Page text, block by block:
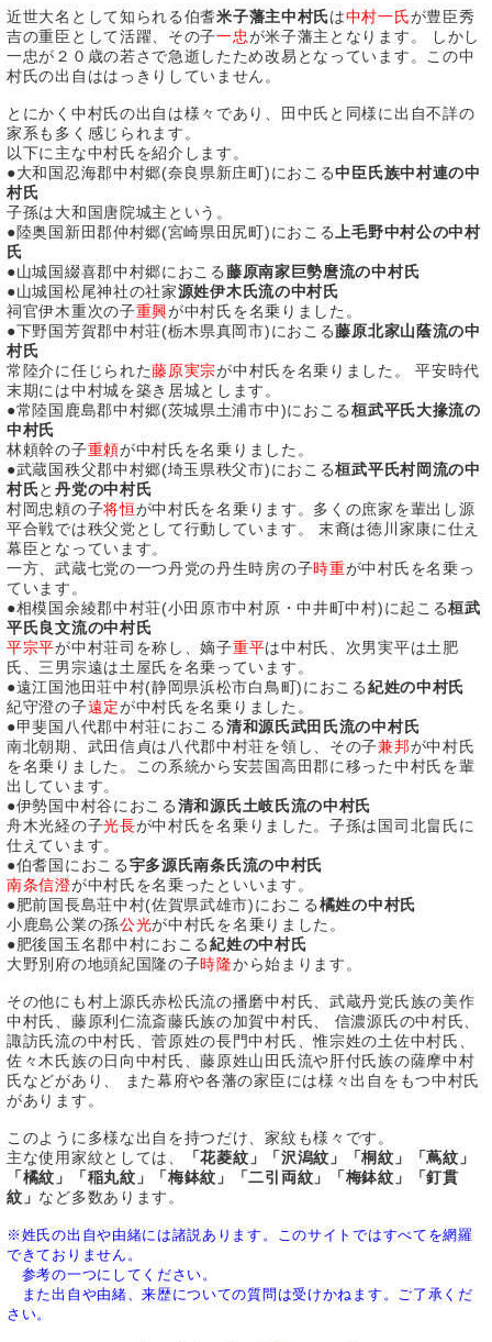
近世大名として知られる伯耆米子藩主中村氏は中村一氏が豊臣秀
吉の重臣として活躍、その子一忠が米子藩主となります。 しかし
一忠が２０歳の若さで急逝したため改易となっています。この中
村氏の出自ははっきりしていません。
とにかく中村氏の出自は様々であり、田中氏と同様に出自不詳の
家系も多く感じられます。
以下に主な中村氏を紹介します。
●大和国忍海郡中村郷(奈良県新庄町)におこる中臣氏族中村連の中
村氏
子孫は大和国唐院城主という。
●陸奥国新田郡仲村郷(宮崎県田尻町)におこる
上毛野中村公の中村
氏
●山城国綴喜郡中村郷におこる藤原南家巨勢麿流の中村氏
●山城国松尾神社の社家源姓伊木氏流の中村氏
祠官伊木重次の子重興が中村氏を名乗りました。
●下野国芳賀郡中村荘(栃木県真岡市)におこる藤原北家山蔭流の中
村氏
常陸介に任じられた藤原実宗が中村氏を名乗りました。 平安時代
末期には中村城を築き居城とします。
●常陸国鹿島郡中村郷(茨城県土浦市中)におこる桓武平氏大掾流の
中村氏
林頼幹の子重頼が中村氏を名乗りました。
●武蔵国秩父郡中村郷(埼玉県秩父市)におこる桓武平氏村岡流の中
村氏と丹党の中村氏
村岡忠頼の子将恒が中村氏を名乗ります。多くの庶家を輩出し源
平合戦では秩父党として行動しています。 末裔は徳川家康に仕え
幕臣となっています。
一方、武蔵七党の一つ丹党の丹生時房の子時重が中村氏を名乗っ
ています。
●相模国余綾郡中村荘(小田原市中村原・中井町中村)に起こる桓武
平氏良文流の中村氏
平宗平が中村荘司を称し、嫡子重平は中村氏、次男実平は土肥
氏、三男宗遠は土屋氏を名乗っています。
●遠江国池田荘中村(静岡県浜松市白鳥町)におこる紀姓の中村氏
紀守澄の子遠定が中村氏を名乗りました。
●甲斐国八代郡中村荘におこる清和源氏武田氏流の中村氏
南北朝期、武田信貞は八代郡中村荘を領し、その子兼邦が中村氏
を名乗りました。この系統から安芸国高田郡に移った中村氏を輩
出しています。
●伊勢国中村谷におこる清和源氏土岐氏流の中村氏
舟木光経の子光長が中村氏を名乗りました。子孫は国司北畠氏に
仕えています。
●伯耆国におこる宇多源氏南条氏流の中村氏
南条信澄が中村氏を名乗ったといいます。
●肥前国長島荘中村(佐賀県武雄市)におこる橘姓の中村氏
小鹿島公業の孫公光が中村氏を名乗りました。
●肥後国玉名郡中村におこる紀姓の中村氏
大野別府の地頭紀国隆の子時隆から始まります。
その他にも村上源氏赤松氏流の播磨中村氏、武蔵丹党氏族の美作
中村氏、藤原利仁流斎藤氏族の加賀中村氏、 信濃源氏の中村氏、
諏訪氏流の中村氏、菅原姓の長門中村氏、惟宗姓の土佐中村氏、
佐々木氏族の日向中村氏、藤原姓山田氏流や肝付氏族の薩摩中村
氏などがあり、 また幕府や各藩の家臣には様々出自をもつ中村氏
があります。
このように多様な出自を持つだけ、家紋も様々です。
主な使用家紋としては、
「花菱紋」「沢潟紋」「桐紋」「蔦紋」
「橘紋」「稲丸紋」「梅鉢紋」「二引両紋」「梅鉢紋」「釘貫
紋」 など多数あります。
※姓氏の出自や由緒には諸説あります。このサイトではすべてを網羅
できておりません。
参考の一つにしてください。
また出自や由緒、来歴についての質問は受けかねます。ご了承くだ
さい。